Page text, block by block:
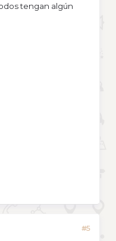
tengan algún
#5